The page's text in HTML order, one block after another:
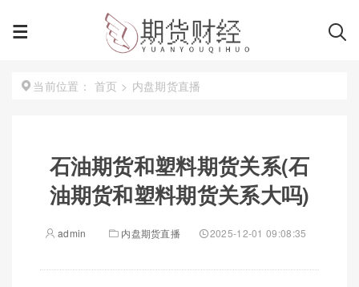
当前位置： 首页 > 内盘期货直播
石油期货和塑料期货关系(石
油期货和塑料期货关系大吗)
admin 内盘期货直播 2025-12-01 09:08:35